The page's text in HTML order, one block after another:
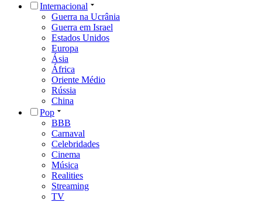
Internacional
Guerra na Ucrânia
Guerra em Israel
Estados Unidos
Europa
Ásia
África
Oriente Médio
Rússia
China
Pop
BBB
Carnaval
Celebridades
Cinema
Música
Realities
Streaming
TV